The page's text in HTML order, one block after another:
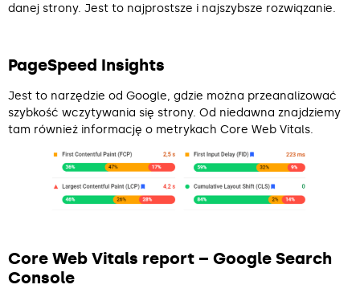
danej strony. Jest to najprostsze i najszybsze rozwiązanie.
PageSpeed Insights
Jest to narzędzie od Google, gdzie można przeanalizować
szybkość wczytywania się strony. Od niedawna znajdziemy
tam również informację o metrykach Core Web Vitals.
Core Web Vitals report – Google Search
Console